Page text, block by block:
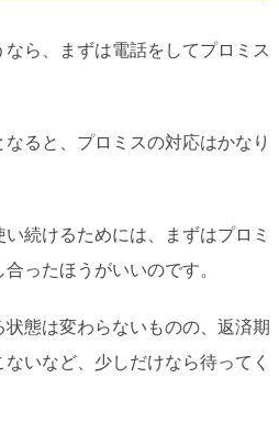
ら、まずは電話をしてプロミス
ると、プロミスの対応はかなり
続けるためには、まずはプロミ
ったほうがいいのです。
態は変わらないものの、返済期
いなど、少しだけなら待ってく